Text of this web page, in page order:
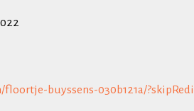
buyssens-030b121a/